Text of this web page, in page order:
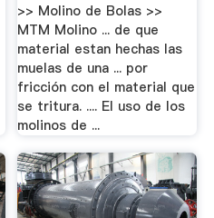
>> Molino de Bolas >>
MTM Molino ... de que
material estan hechas las
muelas de una ... por
fricción con el material que
se tritura. .... El uso de los
molinos de ...